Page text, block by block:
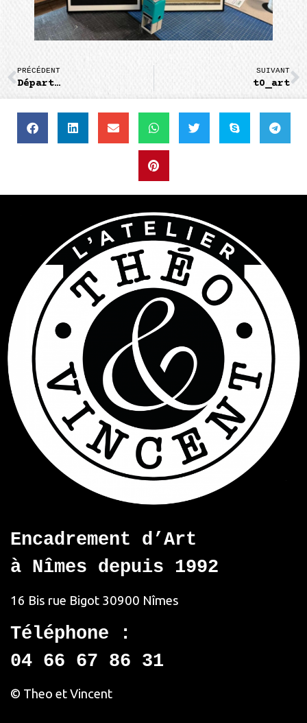
PRÉCÉDENT
Départ…
SUIVANT
t0_art
Encadrement d’Art
à Nîmes depuis 1992
16 Bis rue Bigot 30900 Nîmes
Téléphone :
04 66 67 86 31
© Theo et Vincent